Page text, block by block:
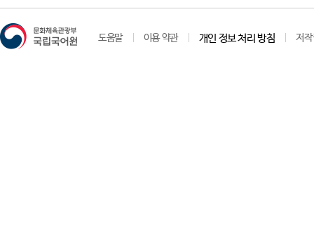
도움말 이용 약관 개인 정보 처리 방침 저